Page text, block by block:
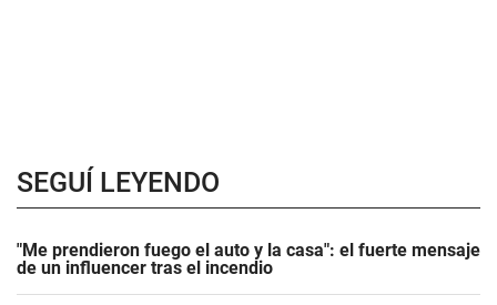
SEGUÍ LEYENDO
"Me prendieron fuego el auto y la casa": el fuerte mensaje
de un influencer tras el incendio